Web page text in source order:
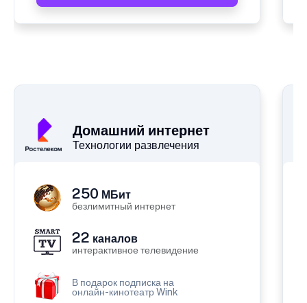
Домашний интернет
Технологии развлечения
250 МБит
безлимитный интернет
22 каналов
интерактивное телевидение
В подарок подписка на
онлайн-кинотеатр Wink